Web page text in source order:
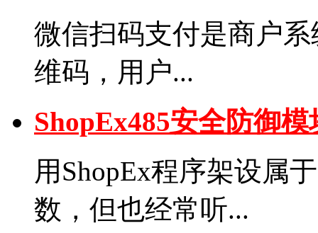
微信扫码支付是商户
维码，用户...
ShopEx485安全防御
用ShopEx程序架设属
数，但也经常听...